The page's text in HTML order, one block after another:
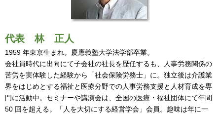
代表 林 正人
1959 年東京生まれ。慶應義塾大学法学部卒業。
会社員時代に出向にて子会社の社長を歴任するも、人事労務関係の
苦労を実体験した経験から「社会保険労務士」に。独立後は介護業
界をはじめとする福祉と医療分野での人事労務支援と人材育成を専
門に活動中。セミナーや講演会は、全国の医療・福祉団体にて年間
50 回を超える。「人を大切にする経営学会」会員。趣味は年に一